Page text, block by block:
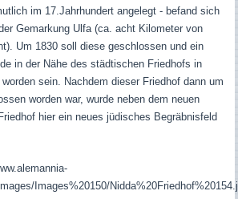
im 17.Jahrhundert angelegt - befand sich
Gemarkung Ulfa (ca. acht Kilometer von
Um 1830 soll diese geschlossen und ein
in der Nähe des städtischen Friedhofs in
sein. Nachdem dieser Friedhof dann um
worden war, wurde neben dem neuen
hier ein neues jüdisches Begräbnisfeld